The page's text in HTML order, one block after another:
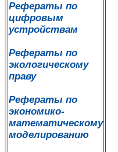
Рефераты по
цифровым
устройствам
Рефераты по
экологическому
праву
Рефераты по
экономико-
математическому
моделированию